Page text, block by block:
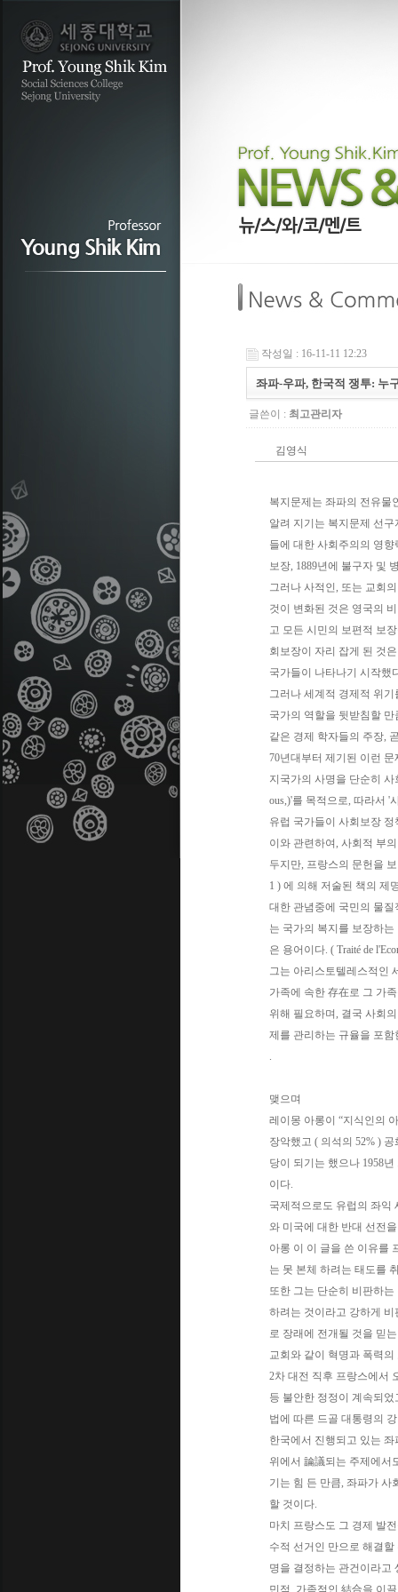
작성일 : 16-11-11 12:23
좌파-우파, 한국적 쟁투: 누
글쓴이 : 최고관리자
김영식
복지문제는 좌파의 전유물
알려 지기는 복지문제 선
들에 대한 사회주의의 영
보장, 1889년에 불구자 및
그러나 사적인, 또는 교회
것이 변화된 것은 영국의
고 모든 시민의 보편적 보
회보장이 자리 잡게 된 것
국가들이 나타나기 시
그러나 세계적 경제적 위
국가의 역할을 뒷받침할
같은 경제 학자들의 주장,
70년대부터 제기된 이런 문
지국가의 사명을 단순히 사
ous,)'를 목적으로, 따라서 '
유럽 국가들이 사회보장
이와 관련하여, 사회적 부
두지만, 프랑스의 문헌을 보
1 ) 에 의해 저술된 책의 제
대한 관념중에 국민의 물질
는 국가의 복지를 보장하
은 용어이다. ( Traité de
그는 아리스토텔레스적인
가족에 속한 存在로 그 가
위해 필요하며, 결국 사회
제를 관리하는 규율을 포함
.
맺으며
레이몽 아롱이 “지식인의
장악했고 ( 의석의 52% )
당이 되기는 했으나 1958
이다.
국제적으로도 유럽의 좌익
와 미국에 대한 반대 선전
아롱 이 이 글을 쓴 이유를
는 못 본체 하려는 태도를
또한 그는 단순히 비판하
하려는 것이라고 강하게
로 장래에 전개될 것을 믿
교회와 같이 혁명과 폭력
2차 대전 직후 프랑스에서
등 불안한 정정이 계속되
법에 따른 드골 대통령의
한국에서 진행되고 있는
위에서 論議되는 주제에서
기는 힘 든 만큼, 좌파가 사
할 것이다.
마치 프랑스도 그 경제 발
수적 선거인 만으로 해결
명을 결정하는 관건이라고
민적, 가족적인 結合을 이